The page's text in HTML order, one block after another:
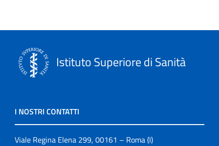
Istituto Superiore di Sanità
I NOSTRI CONTATTI
Viale Regina Elena 299, 00161 – Roma (I)